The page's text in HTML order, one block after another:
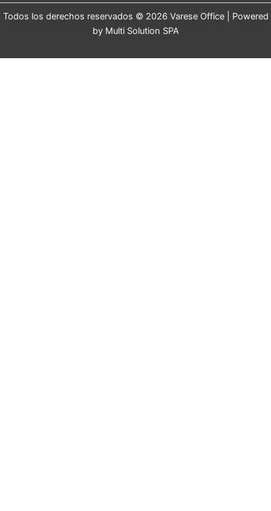
Todos los derechos reservados © 2026 Varese Office | Powered
by Multi Solution SPA